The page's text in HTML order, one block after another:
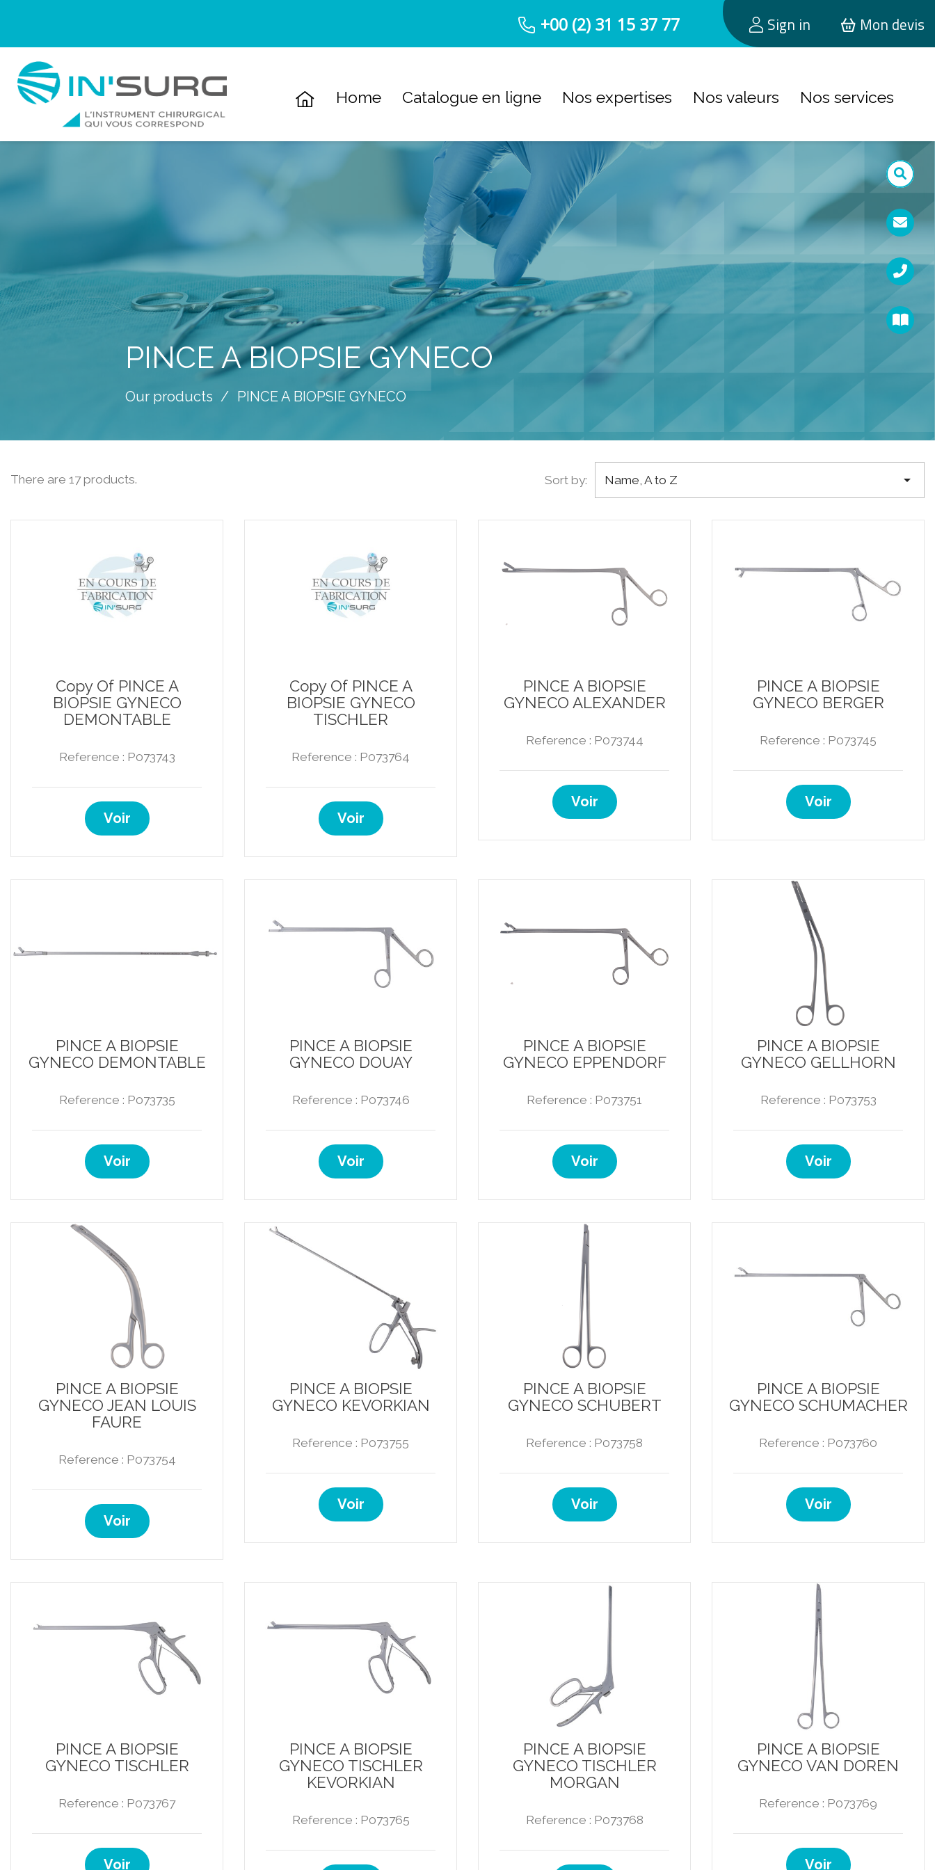
+00 (2) 31 15 37 77 Sign in Mon devis
Home Catalogue en ligne Nos expertises Nos valeurs Nos services
PINCE A BIOPSIE GYNECO
Our products PINCE A BIOPSIE GYNECO
There are 17 products. Sort by: Name, A to Z 
Copy Of PINCE A
BIOPSIE GYNECO
DEMONTABLE
Reference : P073743
Voir
Copy Of PINCE A
BIOPSIE GYNECO
TISCHLER
Reference : P073764
Voir
PINCE A BIOPSIE
GYNECO ALEXANDER
Reference : P073744
Voir
PINCE A BIOPSIE
GYNECO BERGER
Reference : P073745
Voir
PINCE A BIOPSIE
GYNECO DEMONTABLE
Reference : P073735
Voir
PINCE A BIOPSIE
GYNECO DOUAY
Reference : P073746
Voir
PINCE A BIOPSIE
GYNECO EPPENDORF
Reference : P073751
Voir
PINCE A BIOPSIE
GYNECO GELLHORN
Reference : P073753
Voir
PINCE A BIOPSIE
GYNECO JEAN LOUIS
FAURE
Reference : P073754
Voir
PINCE A BIOPSIE
GYNECO KEVORKIAN
Reference : P073755
Voir
PINCE A BIOPSIE
GYNECO SCHUBERT
Reference : P073758
Voir
PINCE A BIOPSIE
GYNECO SCHUMACHER
Reference : P073760
Voir
PINCE A BIOPSIE
GYNECO TISCHLER
Reference : P073767
Voir
PINCE A BIOPSIE
GYNECO TISCHLER
KEVORKIAN
Reference : P073765
PINCE A BIOPSIE
GYNECO TISCHLER
MORGAN
Reference : P073768
PINCE A BIOPSIE
GYNECO VAN DOREN
Reference : P073769
Voir